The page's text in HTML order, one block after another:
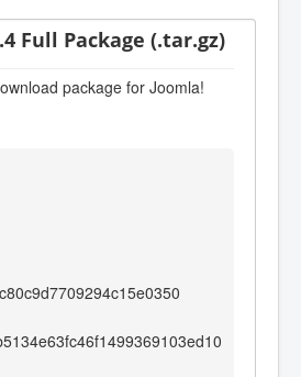
Full Package (.tar.gz)
package for Joomla!